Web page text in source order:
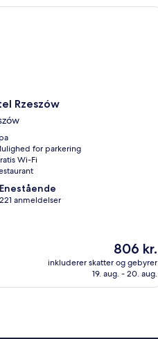
Rzeszów
for parkering
Wi-Fi
Enestående
221 anmeldelser
Prisen
er
806 kr.
806 kr.
inkluderer skatter og gebyrer
19. aug. - 20. aug.